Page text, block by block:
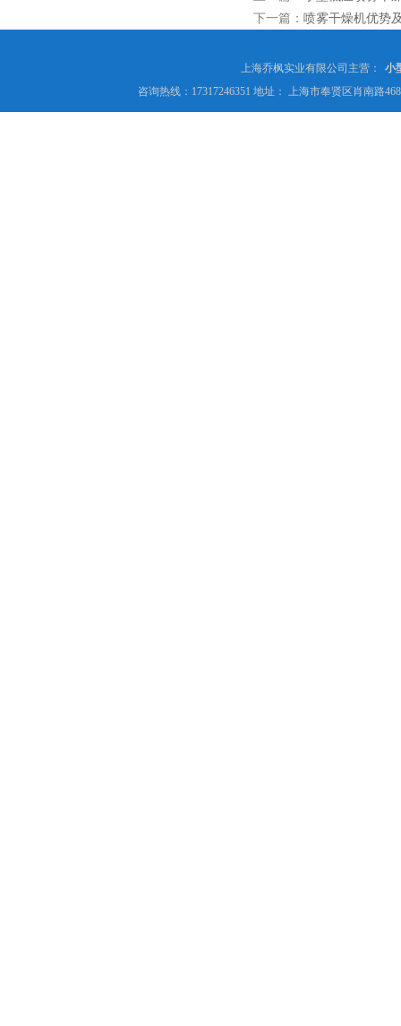
下一篇： 喷雾干燥机优势
上海乔枫实业有限公司主营：
小
咨询热线：17317246351 地址： 上海市奉贤区肖南路